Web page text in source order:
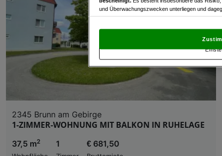
2345 Brunn am Gebirge
1-ZIMMER-WOHNUNG MIT BALKON IN RUHELAGE
37,5 m2
1 € 681,50
und Überwachungszwecken unterliegen und
und Widerspruch gegen die Verarbeitung auf der
„Cookie Einstellungen“, die sich auf jeder Seite
Wir und unsere Partner
Zugriff auf Informationen auf einem Endgerät.
Liste der Partner (Lieferanten)